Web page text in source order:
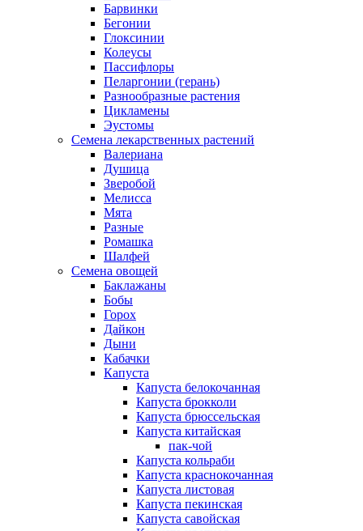
Барвинки
Бегонии
Глоксинии
Колеусы
Пассифлоры
Пеларгонии (герань)
Разнообразные растения
Цикламены
Эустомы
Семена лекарственных растений
Валериана
Душица
Зверобой
Мелисса
Мята
Разные
Ромашка
Шалфей
Семена овощей
Баклажаны
Бобы
Горох
Дайкон
Дыни
Кабачки
Капуста
Капуста белокочанная
Капуста брокколи
Капуста брюссельская
Капуста китайская
пак-чой
Капуста кольраби
Капуста краснокочанная
Капуста листовая
Капуста пекинская
Капуста савойская